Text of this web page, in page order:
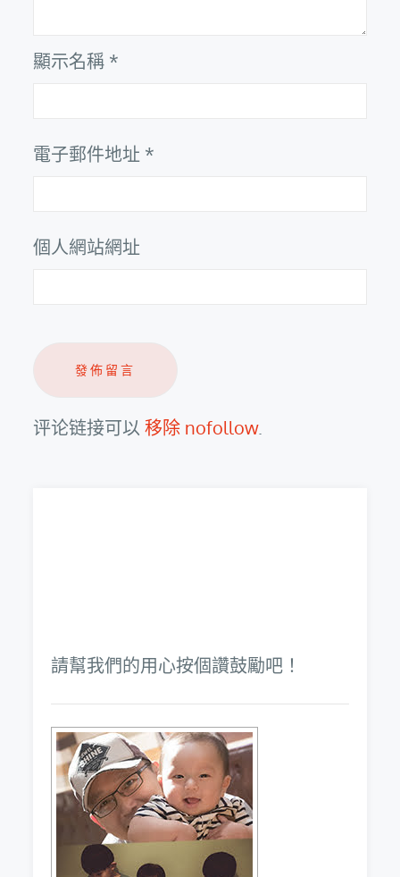
顯示名稱 *
電子郵件地址 *
個人網站網址
评论链接可以移除 nofollow.
請幫我們的用心按個讚鼓勵吧！